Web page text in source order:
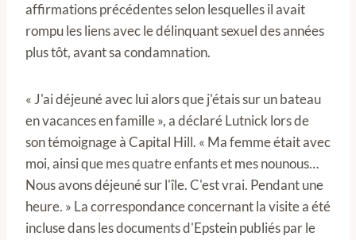
affirmations précédentes selon lesquelles il avait
rompu les liens avec le délinquant sexuel des années
plus tôt, avant sa condamnation.
« J'ai déjeuné avec lui alors que j'étais sur un bateau
en vacances en famille », a déclaré Lutnick lors de
son témoignage à Capital Hill. « Ma femme était avec
moi, ainsi que mes quatre enfants et mes nounous…
Nous avons déjeuné sur l'île. C'est vrai. Pendant une
heure. » La correspondance concernant la visite a été
incluse dans les documents d'Epstein publiés par le